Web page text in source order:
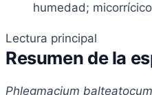
humedad;
Lectura principal
Resumen de la
Phlegmacium